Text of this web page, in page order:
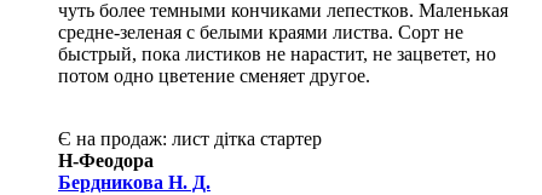
чуть более темными кончиками лепестков. Маленькая
средне-зеленая с белыми краями листва. Сорт не
быстрый, пока листиков не нарастит, не зацветет, но
потом одно цветение сменяет другое.
Є на продаж: лист дітка стартер
Н-Феодора
Бердникова Н. Д.